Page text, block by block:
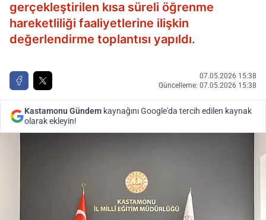
gerçekleştirilen kısa süreli öğrenme
hareketliliği faaliyetlerine ilişkin
değerlendirme toplantısı yapıldı.
07.05.2026 15:38
Güncelleme: 07.05.2026 15:38
Kastamonu Gündem kaynağını Google'da tercih edilen kaynak
olarak ekleyin!